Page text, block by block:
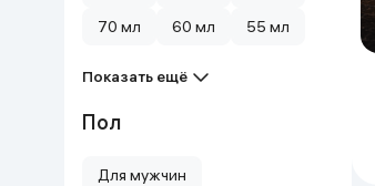
70 мл
60 мл 55 мл
Показать ещё
Пол
Для мужчин